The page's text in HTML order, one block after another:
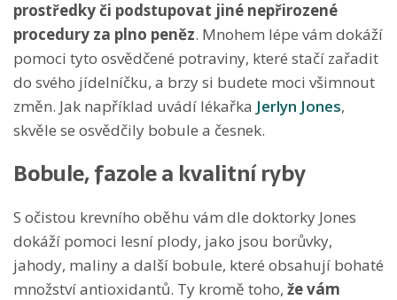
prostředky či podstupovat jiné nepřirozené
procedury za plno peněz. Mnohem lépe vám dokáží
pomoci tyto osvědčené potraviny, které stačí zařadit
do svého jídelníčku, a brzy si budete moci všimnout
změn. Jak například uvádí lékařka Jerlyn Jones,
skvěle se osvědčily bobule a česnek.
Bobule, fazole a kvalitní ryby
S očistou krevního oběhu vám dle doktorky Jones
dokáží pomoci lesní plody, jako jsou borůvky,
jahody, maliny a další bobule, které obsahují bohaté
množství antioxidantů. Ty kromě toho, že vám